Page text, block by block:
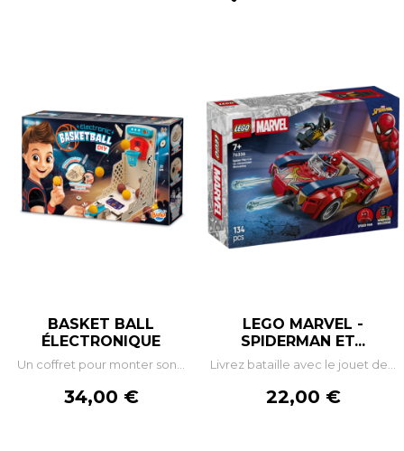
BASKET BALL
ÉLECTRONIQUE
Un coffret pour monter son...
Prix
34,00 €
LEGO MARVEL -
SPIDERMAN ET...
Livrez bataille avec le jouet de...
Prix
22,00 €